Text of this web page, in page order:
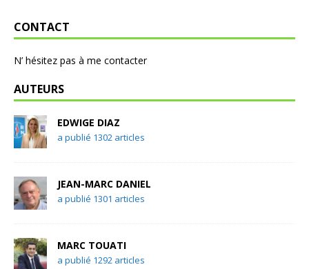
CONTACT
N’ hésitez pas à me contacter
AUTEURS
EDWIGE DIAZ
a publié 1302 articles
JEAN-MARC DANIEL
a publié 1301 articles
MARC TOUATI
a publié 1292 articles